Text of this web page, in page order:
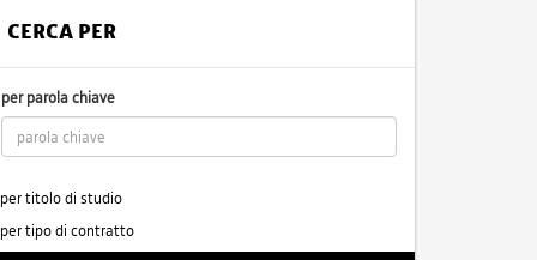
CERCA PER
per parola chiave
per titolo di studio
per tipo di contratto